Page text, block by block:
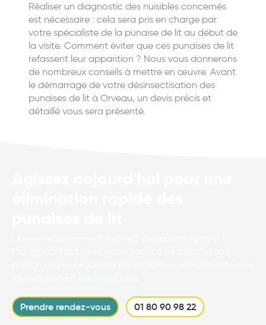
Réaliser un diagnostic des nuisibles concernés
est nécessaire : cela sera pris en charge par
votre spécialiste de la punaise de lit au début de
la visite. Comment éviter que ces punaises de lit
refassent leur apparition ? Nous vous donnerons
de nombreux conseils à mettre en œuvre. Avant
le démarrage de votre désinsectisation des
punaises de lit à Orveau, un devis précis et
détaillé vous sera présenté.
Prendre rendez-vous 01 80 90 98 22